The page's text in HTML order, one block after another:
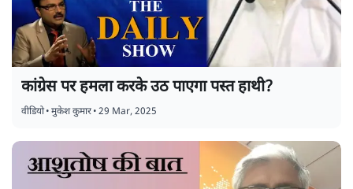
कांग्रेस पर हमला करके उठ पाएगा पस्त हाथी?
वीडियो•मुकेश कुमार•29 Mar, 2025